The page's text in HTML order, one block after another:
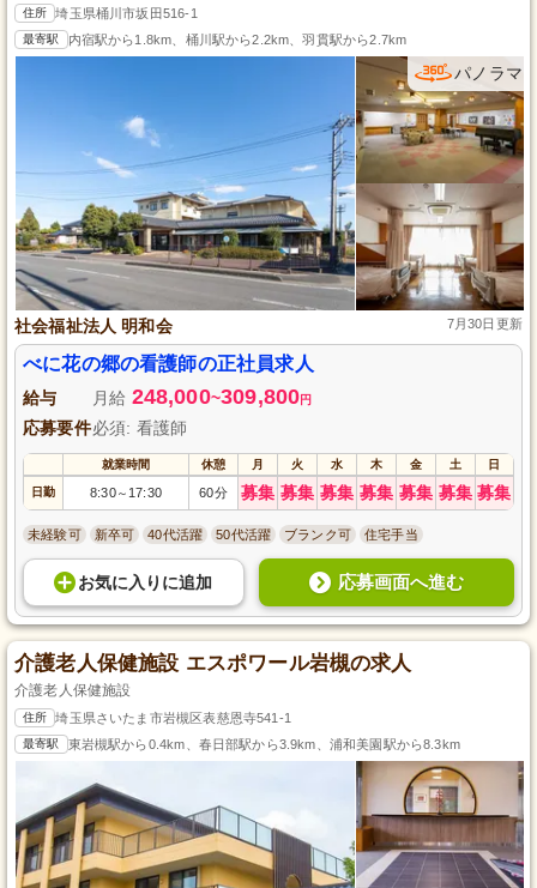
住所 埼玉県桶川市坂田516-1
最寄駅 内宿駅から1.8km、桶川駅から2.2km、羽貫駅から2.7km
パノラマ
社会福祉法人 明和会 7月30日更新
べに花の郷の看護師の正社員求人
給与 月給 248,000~309,800円
応募要件必須: 看護師
就業時間 休憩 月 火 水 木 金 土 日
日勤 8:30～ 17:30 60分 募集 募集 募集 募集 募集 募集 募集
未経験可 新卒可 40代活躍 50代活躍 ブランク可 住宅手当
お気に入り に追加 応募画面へ進む
介護老人保健施設 エスポワール岩槻の求人
介護老人保健施設
住所 埼玉県さいたま市岩槻区表慈恩寺541-1
最寄駅 東岩槻駅から0.4km、春日部駅から3.9km、浦和美園駅から8.3km